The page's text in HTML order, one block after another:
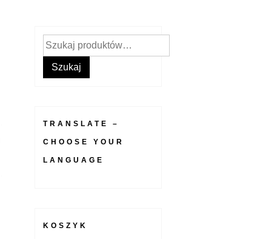
Szukaj:
Szukaj
TRANSLATE –
CHOOSE YOUR
LANGUAGE
KOSZYK